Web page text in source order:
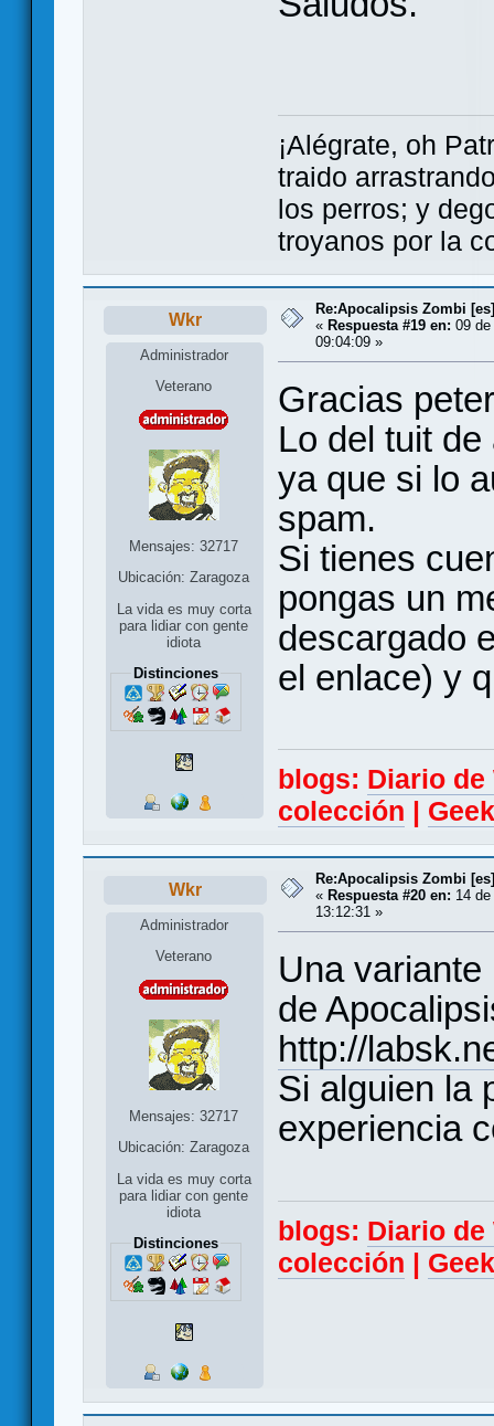
¡Alégrate, oh
traido
los perros; y
troyanos por la
Wkr
Administrador
Veterano
Mensajes: 32717
Ubicación: Zaragoza
La vida es muy corta
para lidiar con gente
idiota
Distinciones
Re:Apocalipsis Zombi [es]
« Respuesta #19 en: 09 de
09:04:09 »
Gracias
Lo del tuit
ya que si lo
spam.
Si tienes
pongas un
descargado
el enlace) y
blogs: Diario
colección
Wkr
Administrador
Veterano
Mensajes: 32717
Ubicación: Zaragoza
La vida es muy corta
para lidiar con gente
idiota
Distinciones
Re:Apocalipsis Zombi [es]
« Respuesta #20 en: 14
13:12:31 »
Una
de
http://
Si alguien la
experiencia
blogs: Diario
colección |